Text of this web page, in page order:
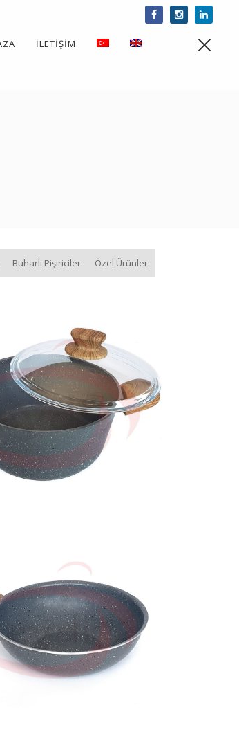
İLETIŞIM
Buharlı Pişiriciler Özel Ürünler